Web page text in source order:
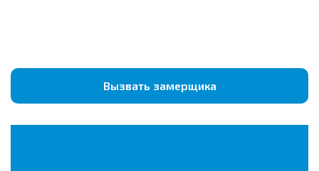
Вызвать замерщика